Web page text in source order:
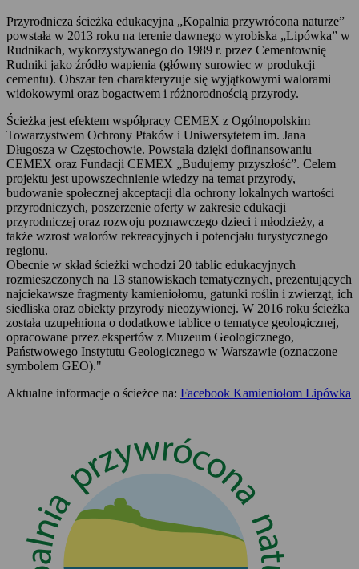
Przyrodnicza ścieżka edukacyjna „Kopalnia przywrócona naturze”
powstała w 2013 roku na terenie dawnego wyrobiska „Lipówka” w
Rudnikach, wykorzystywanego do 1989 r. przez Cementownię
Rudniki jako źródło wapienia (główny surowiec w produkcji
cementu). Obszar ten charakteryzuje się wyjątkowymi walorami
widokowymi oraz bogactwem i różnorodnością przyrody.
Ścieżka jest efektem współpracy CEMEX z Ogólnopolskim
Towarzystwem Ochrony Ptaków i Uniwersytetem im. Jana
Długosza w Częstochowie. Powstała dzięki dofinansowaniu
CEMEX oraz Fundacji CEMEX „Budujemy przyszłość”. Celem
projektu jest upowszechnienie wiedzy na temat przyrody,
budowanie społecznej akceptacji dla ochrony lokalnych wartości
przyrodniczych, poszerzenie oferty w zakresie edukacji
przyrodniczej oraz rozwoju poznawczego dzieci i młodzieży, a
także wzrost walorów rekreacyjnych i potencjału turystycznego
regionu.
Obecnie w skład ścieżki wchodzi 20 tablic edukacyjnych
rozmieszczonych na 13 stanowiskach tematycznych, prezentujących
najciekawsze fragmenty kamieniołomu, gatunki roślin i zwierząt, ich
siedliska oraz obiekty przyrody nieożywionej. W 2016 roku ścieżka
została uzupełniona o dodatkowe tablice o tematyce geologicznej,
opracowane przez ekspertów z Muzeum Geologicznego,
Państwowego Instytutu Geologicznego w Warszawie (oznaczone
symbolem GEO)."
Aktualne informacje o ścieżce na: Facebook Kamieniołom Lipówka